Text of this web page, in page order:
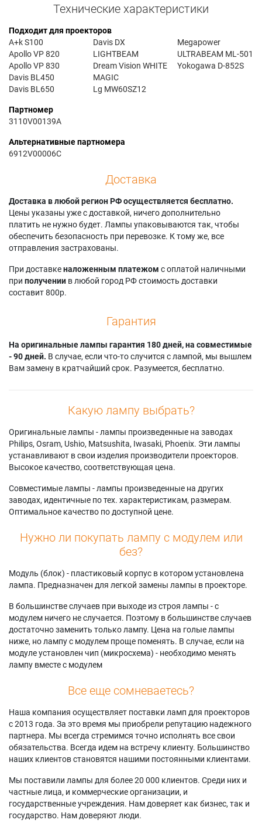
Технические характеристики
Подходит для проекторов
A+k S100
Apollo VP 820
Apollo VP 830
Davis BL450
Davis BL650
Davis DX
LIGHTBEAM
Dream Vision WHITE
MAGIC
Lg MW60SZ12
Megapower
ULTRABEAM ML-501
Yokogawa D-852S
Партномер
3110V00139A
Альтернативные партномера
6912V00006C
Доставка
Доставка в любой регион РФ осуществляется бесплатно.
Цены указаны уже с доставкой, ничего дополнительно
платить не нужно будет. Лампы упаковываются так, чтобы
обеспечить безопасность при перевозке. К тому же, все
отправления застрахованы.
При доставкеналоженным платежом с оплатой наличными
при получении в любой город РФ стоимость доставки
составит 800р.
Гарантия
На оригинальные лампы гарантия 180 дней, на совместимые
- 90 дней. В случае, если что-то случится с лампой, мы вышлем
Вам замену в кратчайший срок. Разумеется, бесплатно.
Какую лампу выбрать?
Оригинальные лампы - лампы произведенные на заводах
Philips, Osram, Ushio, Matsushita, Iwasaki, Phoenix. Эти лампы
устанавливают в свои изделия производители проекторов.
Высокое качество, соответствующая цена.
Совместимые лампы - лампы произведенные на других
заводах, идентичные по тех. характеристикам, размерам.
Оптимальное качество по доступной цене.
Нужно ли покупать лампу с модулем или
без?
Модуль (блок) - пластиковый корпус в котором установлена
лампа. Предназначен для легкой замены лампы в проекторе.
В большинстве случаев при выходе из строя лампы - с
модулем ничего не случается. Поэтому в большинстве случаев
достаточно заменить только лампу. Цена на голые лампы
ниже, но лампу с модулем проще поменять. В случае, если на
модуле установлен чип (микросхема) - необходимо менять
лампу вместе с модулем
Все еще сомневаетесь?
Наша компания осуществляет поставки ламп для проекторов
с 2013 года. За это время мы приобрели репутацию надежного
партнера. Мы всегда стремимся точно исполнять все свои
обязательства. Всегда идем на встречу клиенту. Большинство
наших клиентов становятся нашими постоянными клиентами.
Мы поставили лампы для более 20 000 клиентов. Среди них и
частные лица, и коммерческие организации, и
государственные учреждения. Нам доверяет как бизнес, так и
государство. Нам доверяют люди.